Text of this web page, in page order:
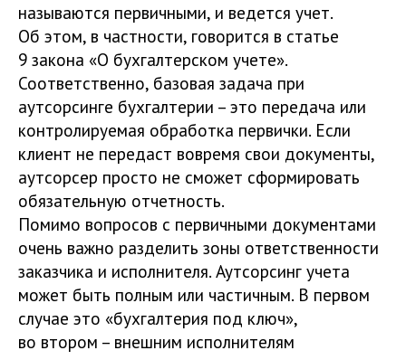
называются первичными, и ведется учет.
Об этом, в частности, говорится в статье
9 закона «О бухгалтерском учете».
Соответственно, базовая задача при
аутсорсинге бухгалтерии – это передача или
контролируемая обработка первички. Если
клиент не передаст вовремя свои документы,
аутсорсер просто не сможет сформировать
обязательную отчетность.
Помимо вопросов с первичными документами
очень важно разделить зоны ответственности
заказчика и исполнителя. Аутсорсинг учета
может быть полным или частичным. В первом
случае это «бухгалтерия под ключ»,
во втором – внешним исполнителям